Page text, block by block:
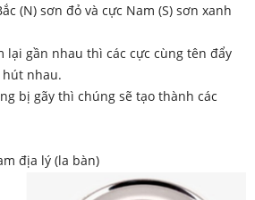
(N) sơn đỏ và cực Nam (S) sơn xanh
lại gần nhau thì các cực cùng tên đẩy
hút nhau.
bị gãy thì chúng sẽ tạo thành các
địa lý (la bàn)